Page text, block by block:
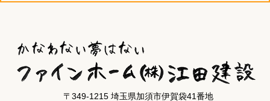
〒349-1215 埼玉県加須市伊賀袋41番地